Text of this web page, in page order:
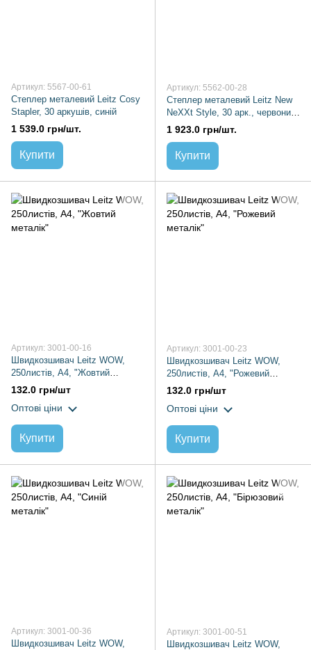
Артикул: 5567-00-61
Степлер металевий Leitz Cosy
Stapler, 30 аркушів, синій
1 539.0 грн/шт.
Купити
Артикул: 5562-00-28
Степлер металевий Leitz New
NeXXt Style, 30 арк., червоний
гранат, скоба №24/6, 26/6
1 923.0 грн/шт.
Купити
Артикул: 3001-00-16
Швидкозшивач Leitz WOW,
250листів, А4, "Жовтий
металік"
132.0 грн/шт
Оптові ціни
Купити
Артикул: 3001-00-23
Швидкозшивач Leitz WOW,
250листів, А4, "Рожевий
металік"
132.0 грн/шт
Оптові ціни
Купити
Артикул: 3001-00-36
Швидкозшивач Leitz WOW,
Артикул: 3001-00-51
Швидкозшивач Leitz WOW,